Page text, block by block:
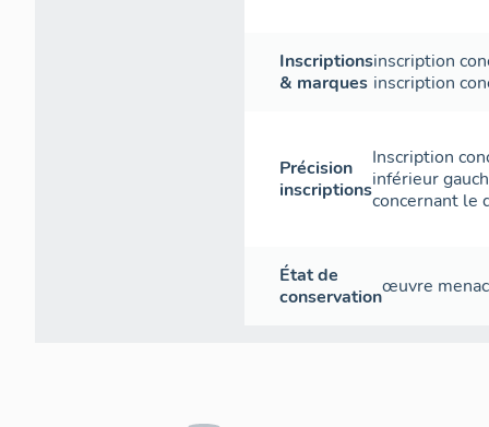
Inscriptions
& marques
inscription
inscription
Précision
inscriptions
Inscription
inférieur
concernant le
État de
conservationœuvre